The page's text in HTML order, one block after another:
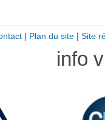
| Plan du site| Site
info